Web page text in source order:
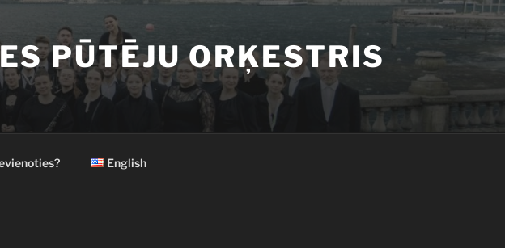
PŪTĒJU ORĶESTRIS
English